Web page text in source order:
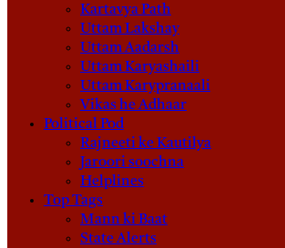
Kartavya Path
Uttam Lakshay
Uttam Aadarsh
Uttam Karyashaili
Uttam Karypranaali
Vikas he Adhaar
Political Pod
Rajneeti ke Kautilya
Jaroori soochna
Helplines
Top Tags
Mann ki Baat
State Alerts